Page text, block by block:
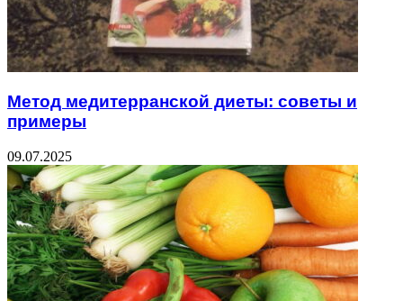
Метод медитерранской диеты: советы и
примеры
09.07.2025